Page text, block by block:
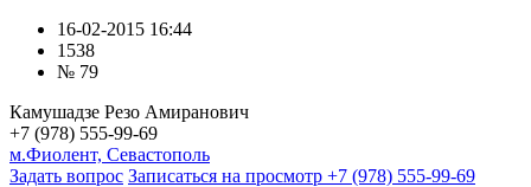
16-02-2015 16:44
1538
№ 79
Камушадзе Резо Амиранович
+7 (978) 555-99-69
м.Фиолент, Севастополь
Задать вопрос Записаться на просмотр +7 (978) 555-99-69